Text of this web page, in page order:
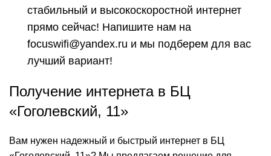
стабильный и высокоскоростной интернет
прямо сейчас! Напишите нам на
focuswifi@yandex.ru и мы подберем для вас
лучший вариант!
Получение интернета в БЦ
«Гоголевский, 11»
Вам нужен надежный и быстрый интернет в БЦ